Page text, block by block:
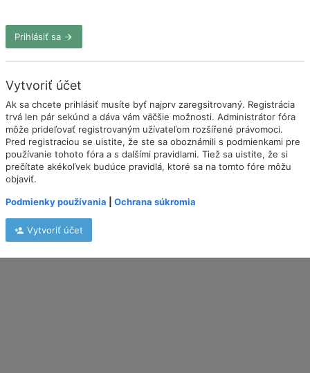
Prihlásiť sa
Vytvoriť účet
Ak sa chcete prihlásiť musíte byť najprv zaregsitrovaný. Registrácia
trvá len pár sekúnd a dáva vám väčšie možnosti. Administrátor fóra
môže prideľovať registrovaným užívateľom rozšířené právomoci.
Pred registraciou se uistite, že ste sa oboznámili s podmienkami pre
používanie tohoto fóra a s dalšími pravidlami. Tiež sa uistite, že si
prečítate akékoľvek budúce pravidlá, ktoré sa na tomto fóre môžu
objaviť.
Podmienky používania Ochrana súkromia
Vytvoriť účet